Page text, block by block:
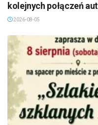
kolejnych połączeń
2026-08-05